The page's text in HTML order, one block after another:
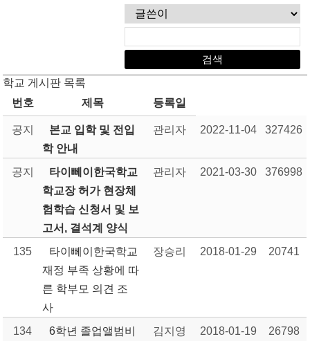
학교 게시판 목록
번호
제목 등록일
공지
본교 입학 및 전입
학 안내
관리자 2022-11-04 327426
공지
타이뻬이한국학교
학교장 허가 현장체
험학습 신청서 및 보
고서, 결석계 양식
관리자 2021-03-30 376998
135
타이뻬이한국학교
재정 부족 상황에 따
른 학부모 의견 조
사
장승리 2018-01-29 20741
134
6학년 졸업앨범비
김지영 2018-01-19 26798